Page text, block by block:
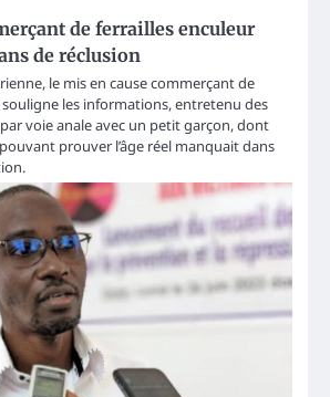
de ferrailles enculeur
de réclusion
le mis en cause commerçant de
les informations, entretenu des
voie anale avec un petit garçon, dont
pouvant prouver l’âge réel manquait dans